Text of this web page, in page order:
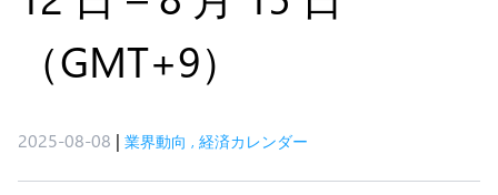
（GMT+9）
2025-08-08 | 業界動向 , 経済カレンダー